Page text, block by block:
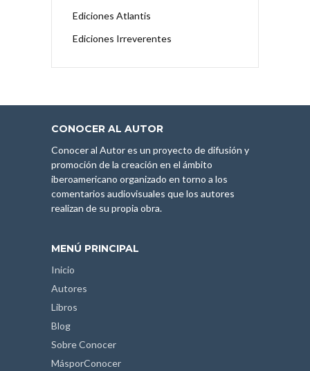
Ediciones Atlantis
Ediciones Irreverentes
CONOCER AL AUTOR
Conocer al Autor es un proyecto de difusión y
promoción de la creación en el ámbito
iberoamericano organizado en torno a los
comentarios audiovisuales que los autores
realizan de su propia obra.
MENÚ PRINCIPAL
Inicio
Autores
Libros
Blog
Sobre Conocer
MásporConocer